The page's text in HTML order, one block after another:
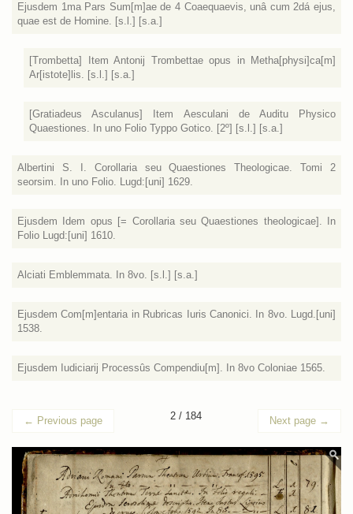
Ejusdem 1ma Pars Sum[m]ae de 4 Coaequaevis, unâ cum 2dá ejus,
quae est de Homine. [s.l.] [s.a.]
[Trombetta] Item Antonij Trombettae opus in Metha[physi]ca[m]
Ar[istote]lis. [s.l.] [s.a.]
[Gratiadeus Asculanus] Item Aesculani de Auditu Physico
Quaestiones. In uno Folio Typpo Gotico. [2º] [s.l.] [s.a.]
Albertini S. I. Corollaria seu Quaestiones Theologicae. Tomi 2
seorsim. In uno Folio. Lugd:[uni] 1629.
Ejusdem Idem opus [= Corollaria seu Quaestiones theologicae]. In
Folio Lugd:[uni] 1610.
Alciati Emblemmata. In 8vo. [s.l.] [s.a.]
Ejusdem Com[m]entaria in Rubricas Iuris Canonici. In 8vo. Lugd.[uni]
1538.
Ejusdem Iudiciarij Processûs Compendiu[m]. In 8vo Coloniae 1565.
← Previous page 2 / 184 Next page →